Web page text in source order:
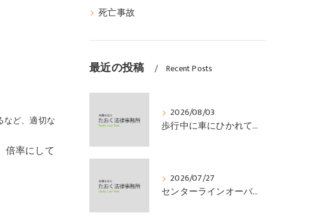
ど、適切な
倍率にして
死亡事故
最近の投稿 Recent Posts
2026/08/03
歩行中に車にひかれて頭部外傷を負い、その４か月後に亡くなり、死亡部分も含めて裁判所の基準で損害賠償金を獲得した事案｜たおく法律事務所
2026/07/27
センターラインオーバーの対向車に衝突され、むち打ちを発症し、裁判所の基準で慰謝料などの損害賠償金を獲得した事案｜たおく法律事務所